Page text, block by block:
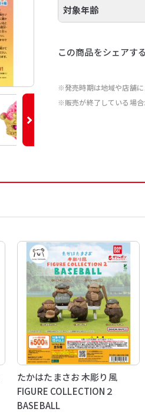
対象年齢
この商品をシェアする
※発売時期は地域や店舗に
※販売が終了している場合
たかはたまさお 木彫り風
FIGURE COLLECTION２
BASEBALL